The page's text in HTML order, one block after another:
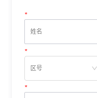
*姓名
*电话
*邮箱